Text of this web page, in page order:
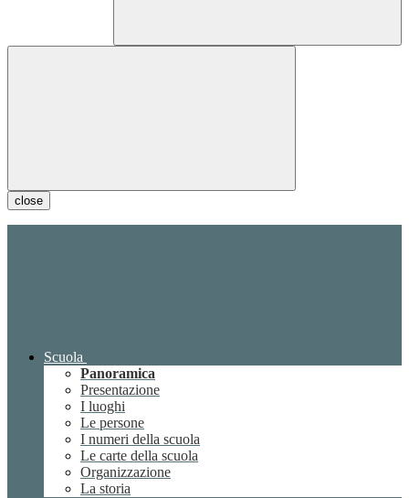
close
Scuola
Panoramica
Presentazione
I luoghi
Le persone
I numeri della scuola
Le carte della scuola
Organizzazione
La storia